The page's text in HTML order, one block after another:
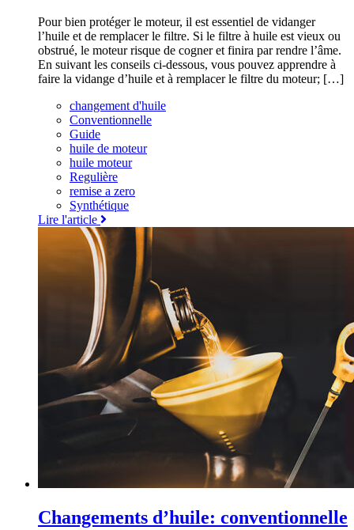
Pour bien protéger le moteur, il est essentiel de vidanger
l’huile et de remplacer le filtre. Si le filtre à huile est vieux ou
obstrué, le moteur risque de cogner et finira par rendre l’âme.
En suivant les conseils ci-dessous, vous pouvez apprendre à
faire la vidange d’huile et à remplacer le filtre du moteur; […]
changement d'huile
Conventionnelle
Guide
huile de moteur
huile moteur
Regulière
remise a zero
Synthétique
Lire l'article
Changements d’huile: conventionnelle